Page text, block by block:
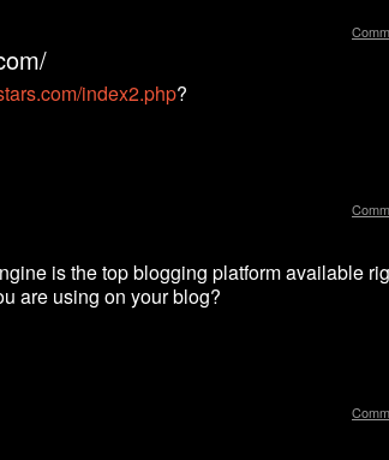
index2.php?
is the top blogging platform available
are using on your blog?